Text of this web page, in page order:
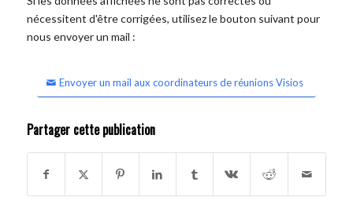
nécessitent d'être corrigées, utilisez le bouton suivant pour
nous envoyer un mail :
Envoyer un mail aux coordinateurs de réunions Visios
Partager cette publication